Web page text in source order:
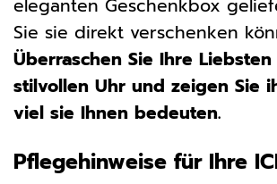
eleganten Geschenkbox
Sie sie direkt verschenken
Überraschen Sie Ihre
stilvollen Uhr und zeigen Sie
viel sie Ihnen bedeuten.
Pflegehinweise für Ihre